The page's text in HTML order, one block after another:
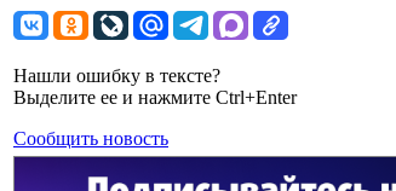
Нашли ошибку в тексте?
Выделите ее и нажмите Ctrl+Enter
Сообщить новость